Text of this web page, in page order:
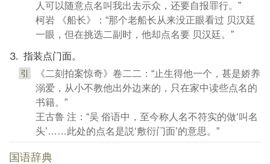
人可以随意点名叫我出去示众，还要自报罪行。”
柯岩 《船长》：“那个老船长从来没正眼看过 贝汉廷
一眼，但在挑选二副时，他却点名要 贝汉廷。”
⒊ 指装点门面。
引
《二刻拍案惊奇》卷二二：“止生得他一个，甚是娇养
溺爱，从小不教他出外边来的，只在家中读些点名的
书籍。”
王古鲁 注：“吴 俗语中，至今称人名不符实的做‘叫名
头’……此处的点名是説‘敷衍门面’的意思。”
国语辞典